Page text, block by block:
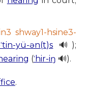
shway1-hsine3-
yü-ən(t)s 🔊);
(ˈhir-iŋ 🔊).
.